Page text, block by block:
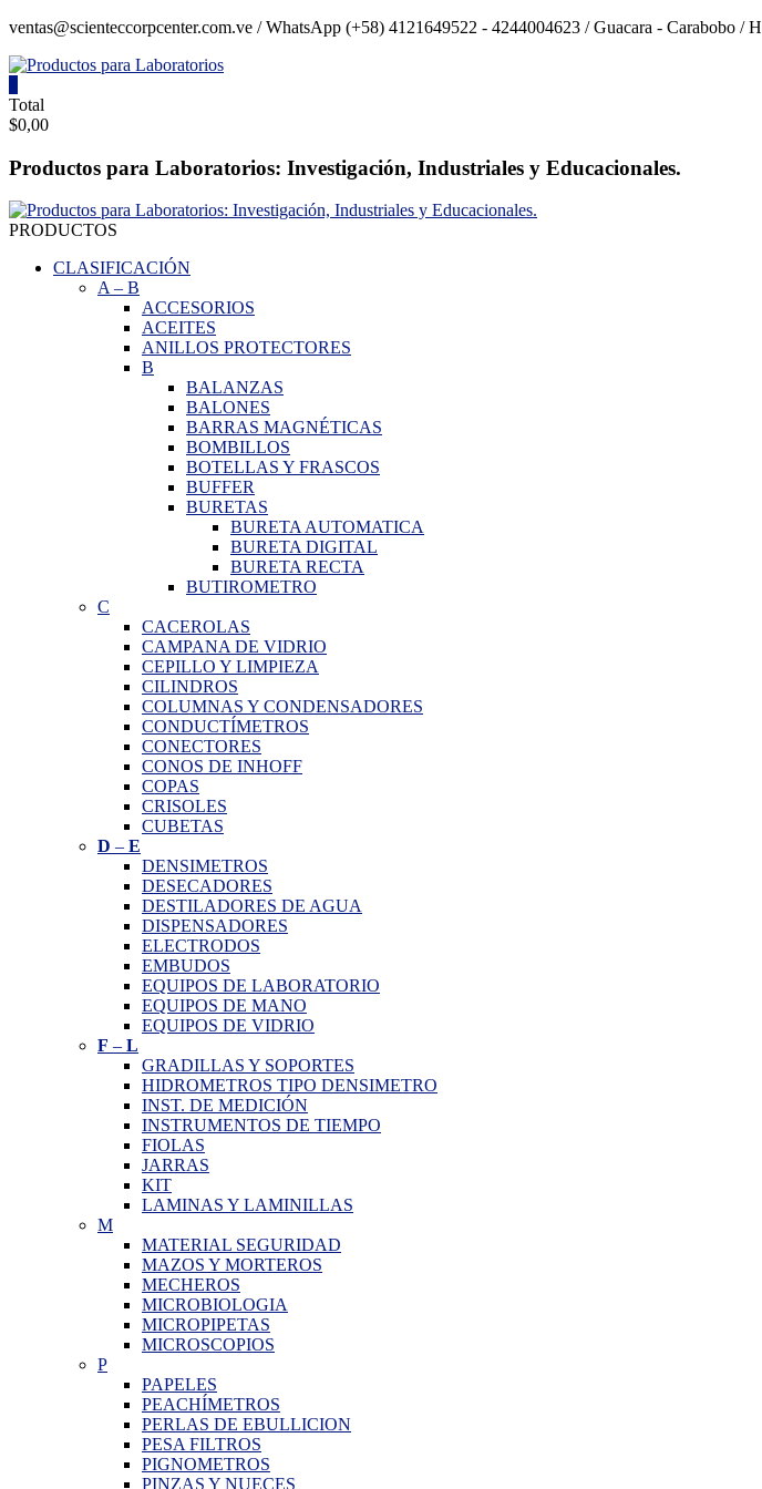
Saltar
ventas@scienteccorpcenter.com.ve / WhatsApp (+58) 4121649522 - 4244004623 / Guacara - Carabobo /
Productos
para
Laboratorios
Investigación,
Industriales
y
Educacionales.
Total
$0,00
Productos para Laboratorios: Investigación, Industriales y Educacionales.
PRODUCTOS
CLASIFICACIÓN
A– B
ACCESORIOS
ACEITES
ANILLOS PROTECTORES
B
BALANZAS
BALONES
BARRAS MAGNÉTICAS
BOMBILLOS
BOTELLAS Y FRASCOS
BUFFER
BURETAS
BURETA AUTOMATICA
BURETA DIGITAL
BURETA RECTA
BUTIROMETRO
C
CACEROLAS
CAMPANA DE VIDRIO
CEPILLO Y LIMPIEZA
CILINDROS
COLUMNAS Y CONDENSADORES
CONDUCTÍMETROS
CONECTORES
CONOS DE INHOFF
COPAS
CRISOLES
CUBETAS
D – E
DENSIMETROS
DESECADORES
DESTILADORES DE AGUA
DISPENSADORES
ELECTRODOS
EMBUDOS
EQUIPOS DE LABORATORIO
EQUIPOS DE MANO
EQUIPOS DE VIDRIO
F – L
GRADILLAS Y SOPORTES
HIDROMETROS TIPO DENSIMETRO
INST. DE MEDICIÓN
INSTRUMENTOS DE TIEMPO
FIOLAS
JARRAS
KIT
LAMINAS Y LAMINILLAS
M
MATERIAL SEGURIDAD
MAZOS Y MORTEROS
MECHEROS
MICROBIOLOGIA
MICROPIPETAS
MICROSCOPIOS
P
PAPELES
PEACHÍMETROS
PERLAS DE EBULLICION
PESA FILTROS
PIGNOMETROS
PINZAS Y NUECES